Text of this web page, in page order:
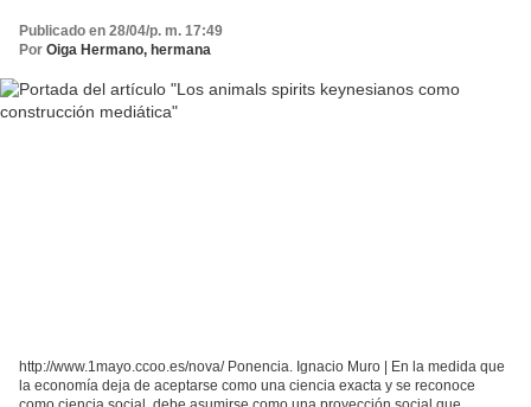
Publicado en 28/04/p. m. 17:49
Por Oiga Hermano, hermana
http://www.1mayo.ccoo.es/nova/ Ponencia. Ignacio Muro | En la medida que
la economía deja de aceptarse como una ciencia exacta y se reconoce